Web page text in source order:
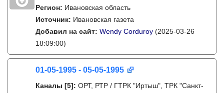
Регион: Ивановская область
Источник: Ивановская газета
Добавил на сайт: Wendy Corduroy (2025-03-26
18:09:00)
01-05-1995 - 05-05-1995
Каналы [5]: ОРТ, РТР / ГТРК "Иртыш", ТРК "Санкт-